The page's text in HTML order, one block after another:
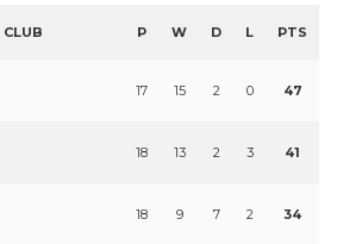
CLUB P W D L PTS
17 15 2 0 47
18 13 2 3 41
18 9 7 2 34